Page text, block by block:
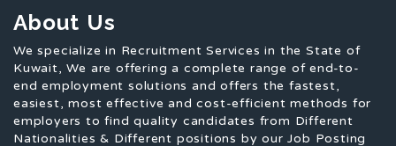
About Us
We specialize in Recruitment Services in the State of
Kuwait, We are offering a complete range of end-to-
end employment solutions and offers the fastest,
easiest, most effective and cost-efficient methods for
employers to find quality candidates from Different
Nationalities & Different positions by our Job Posting